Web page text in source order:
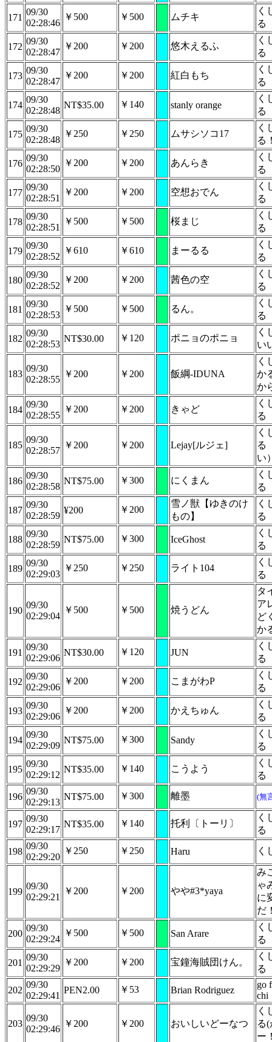
171
09/30
02:28:46
￥500 ￥500 ムチキ
く
る
172
09/30
02:28:47
￥200 ￥200 悠木えるふ
く
る
173
09/30
02:28:47
￥200 ￥200 紅白もち
く
る
174
09/30
02:28:48
NT$35.00 ￥140 stanly orange
く
る
175
09/30
02:28:48
￥250 ￥250 ムサシソコ17
く
る
176
09/30
02:28:50
￥200 ￥200 あんらき
く
る
177
09/30
02:28:51
￥200 ￥200 空想おでん
く
る
178
09/30
02:28:51
￥500 ￥500 桜まじ
く
る
179
09/30
02:28:52
￥610 ￥610 まーるる
く
る
180
09/30
02:28:52
￥200 ￥200 茜色の空
く
る
181
09/30
02:28:53
￥500 ￥500 るん。
く
る
182
09/30
02:28:53
NT$30.00 ￥120 ポニョのポニョ
く
い
183
09/30
02:28:55
￥200 ￥200 飯綱-IDUNA
く
か
か
184
09/30
02:28:55
￥200 ￥200 きゃど
く
る
185
09/30
02:28:57
￥200 ￥200 Lejay[ルジェ]
く
る
い
186
09/30
02:28:58
NT$75.00 ￥300 にくまん
く
る
187
09/30
02:28:59
¥200 ￥200
雪ノ獣【ゆきのけ
もの】
く
る
188
09/30
02:28:59
NT$75.00 ￥300 IceGhost
く
る
189
09/30
02:29:03
￥250 ￥250 ライト104
く
る
190
09/30
02:29:04
￥500 ￥500 焼うどん
タ
ア
ど
か
191
09/30
02:29:06
NT$30.00 ￥120 JUN
く
る
192
09/30
02:29:06
￥200 ￥200 こまがわP
く
る
193
09/30
02:29:06
￥200 ￥200 かえちゅん
く
る
194
09/30
02:29:09
NT$75.00 ￥300 Sandy
く
る
195
09/30
02:29:12
NT$35.00 ￥140 こうよう
く
る
196
09/30
02:29:13
NT$75.00 ￥300 離墨 (無
197
09/30
02:29:17
NT$35.00 ￥140 托利〔トーリ〕
く
る
198
09/30
02:29:20
￥250 ￥250 Haru く
199
09/30
02:29:21
￥200 ￥200 やや#3*yaya
み
ゃ
に
だ
200
09/30
02:29:24
￥500 ￥500 San Arare
く
る
201
09/30
02:29:29
￥200 ￥200 宝鐘海賊団けん。
く
る
202
09/30
02:29:41
PEN2.00 ￥53 Brian Rodriguez
go
chi
203
09/30
02:29:46
￥200 ￥200 おいしいどーなつ
く
る
ー